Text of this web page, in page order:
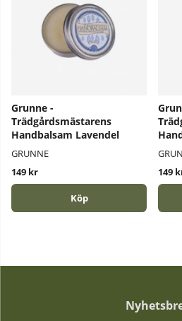
Grunne -
Trädgårdsmästarens
Handbalsam Lavendel
GRUNNE
149 kr
Köp
149